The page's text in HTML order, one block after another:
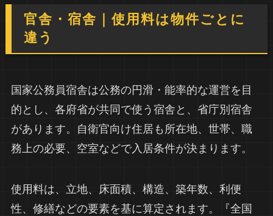
官舎・宿舎｜使用料は物件ごとに
違う
国家公務員宿舎は公務の円滑・能率的な運営を目
的とし、各府省が共同で使う宿舎と、省庁別宿舎
があります。自衛官向け住居も所在地、世帯、職
務上の必要、空室などで入居条件が決まります。
使用料は、立地、床面積、構造、築年数、利便
性、修繕などの要素を基に算定されます。『全国